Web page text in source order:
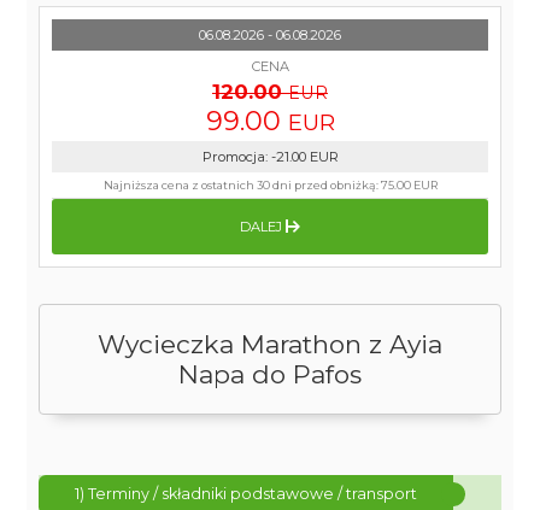
Wycieczka Marathon z Ayia
Napa do Pafos
1) Terminy / składniki podstawowe / transport
06.08.2026 - 06.08.2026
CENA
120.00 EUR
99.00 EUR
Promocja: -21.00 EUR
Najniższa cena z ostatnich 30 dni przed obniżką:75.00 EUR
DALEJ